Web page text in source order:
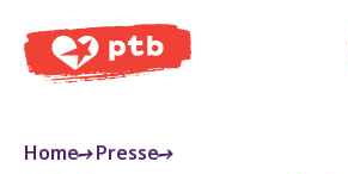
PTB
Home Presse